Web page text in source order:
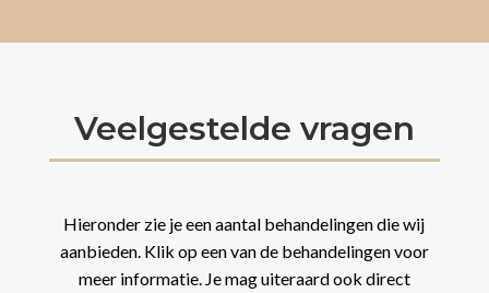
Veelgestelde vragen
Hieronder zie je een aantal behandelingen die wij
aanbieden. Klik op een van de behandelingen voor
meer informatie. Je mag uiteraard ook direct